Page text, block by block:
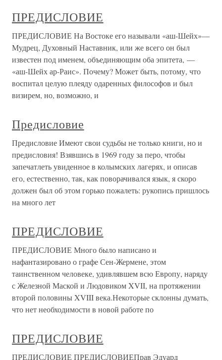
ПРЕДИСЛОВИЕ
ПРЕДИСЛОВИЕ На Востоке его называли «аш-Шейх»—
Мудрец, Духовный Наставник, или же всего он был
известен под именем, объединяющим оба эпитета, —
«аш-Шейх ар-Раис». Почему? Может быть, потому, что
воспитал целую плеяду одаренных философов и был
визирем, но, возможно, и
Предисловие
Предисловие Имеют свои судьбы не только книги, но и
предисловия! Взявшись в 1969 году за перо, чтобы
запечатлеть увиденное в колымских лагерях, и описав
его, естественно, так, как поворачивался язык, я скоро
должен был об этом горько пожалеть: рукопись пришлось
на много лет
ПРЕДИСЛОВИЕ
ПРЕДИСЛОВИЕ Много было написано и
нафантазировано о графе Сен-Жермене, этом
таинственном человеке, удивлявшем всю Европу, наряду
с Железной Маской и Людовиком XVII, на протяжении
второй половины XVIII века.Некоторые склонны думать,
что нет необходимости в новой работе по
ПРЕДИСЛОВИЕ
ПРЕДИСЛОВИЕ ПРЕДИСЛОВИЕПрав Эдуард